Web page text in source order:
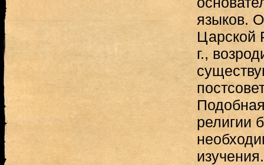
языков.
Царской
г.,
религии
изучения.